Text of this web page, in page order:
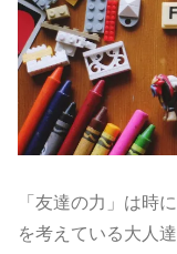
「友達の力」は時
を考えている大人